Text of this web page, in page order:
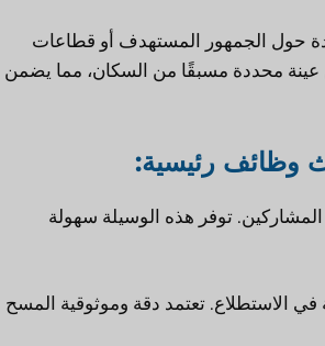
حول الجمهور المستهدف أو قطاعات
محددة مسبقًا من السكان، مما يضمن
وظائف رئيسية:
توفر هذه الوسيلة سهولة
الاستطلاع. تعتمد دقة وموثوقية المسح